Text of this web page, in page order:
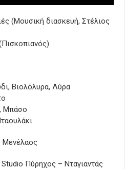
(Μουσική διασκευή, Στέλιος
Βιολόλυρα, Λύρα
Μπάσο
Μενέλαος
Πύρηχος – Νταγιαντάς